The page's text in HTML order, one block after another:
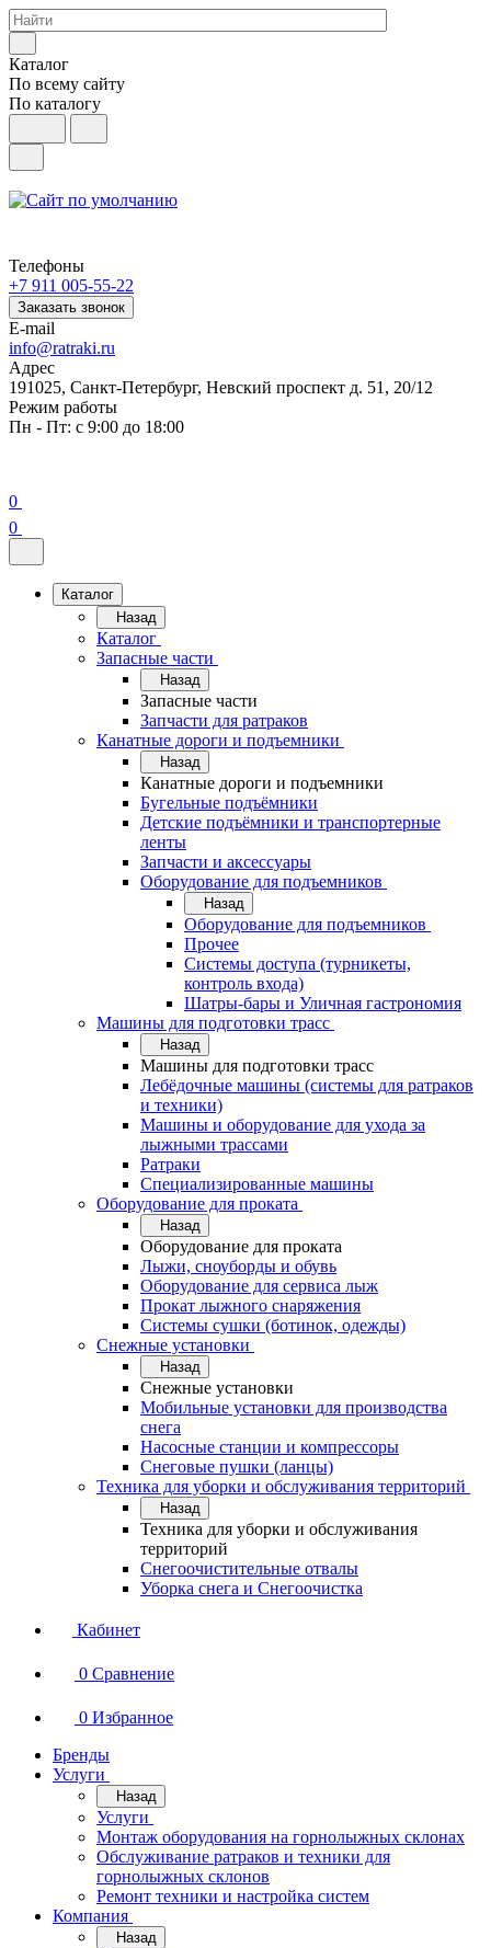
Каталог
По всему сайту
По каталогу
Телефоны
+7 911 005-55-22
Заказать звонок
E-mail
info@ratraki.ru
Адрес
191025, Санкт-Петербург, Невский проспект д. 51, 20/12
Режим работы
Пн - Пт: с 9:00 до 18:00
0
0
Каталог
Назад
Каталог
Запасные части
Назад
Запасные части
Запчасти для ратраков
Канатные дороги и подъемники
Назад
Канатные дороги и подъемники
Бугельные подъёмники
Детские подъёмники и транспортерные
ленты
Запчасти и аксессуары
Оборудование для подъемников
Назад
Оборудование для подъемников
Прочее
Системы доступа (турникеты,
контроль входа)
Шатры-бары и Уличная гастрономия
Машины для подготовки трасс
Назад
Машины для подготовки трасс
Лебёдочные машины (системы для ратраков
и техники)
Машины и оборудование для ухода за
лыжными трассами
Ратраки
Специализированные машины
Оборудование для проката
Назад
Оборудование для проката
Лыжи, сноуборды и обувь
Оборудование для сервисa лыж
Прокат лыжного снаряжения
Системы сушки (ботинок, одежды)
Снежные установки
Назад
Снежные установки
Мобильные установки для производства
снега
Насосные станции и компрессоры
Снеговые пушки (ланцы)
Техника для уборки и обслуживания территорий
Назад
Техника для уборки и обслуживания
территорий
Снегоочистительные отвалы
Уборка снега и Снегоочистка
Кабинет
0 Сравнение
0 Избранное
Бренды
Услуги
Назад
Услуги
Монтаж оборудования на горнолыжных склонах
Обслуживание ратраков и техники для
горнолыжных склонов
Ремонт техники и настройка систем
Компания
Назад